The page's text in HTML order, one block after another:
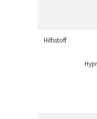
Hilfsstoff